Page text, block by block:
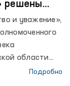
решены
и уважение»,
области
Подробно